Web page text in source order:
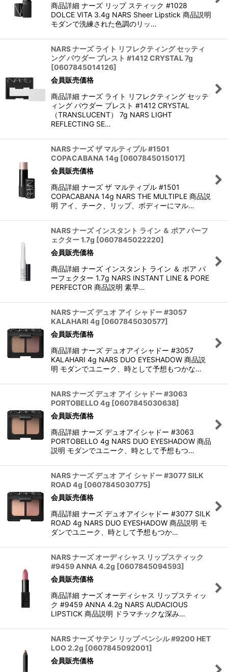
商品詳細 ナーズ リップ スティック #1028
DOLCE VITA 3.4g NARS Sheer Lipstick 商品説明
モダンで洗練された色調のリッ…
NARS ナーズ ライト リフレクティング セッティ
ング パウダー プレスト #1412 CRYSTAL 7g
[0607845014126]
会員販売価格
商品詳細 ナーズ ライト リフレクティング セッテ
ィング パウダー プレスト #1412 CRYSTAL
（TRANSLUCENT） 7g NARS LIGHT
REFLECTING SE…
NARS ナーズ ザ マルティプル #1501
COPACABANA 14g [0607845015017]
会員販売価格
商品詳細 ナーズ ザ マルティプル #1501
COPACABANA 14g NARS THE MULTIPLE 商品説
明 アイ、チーク、リップ、ボディーにマル…
NARS ナーズ インスタント ライン ＆ ポア パーフ
ェクター 1.7g [0607845022220]
会員販売価格
商品詳細 ナーズ インスタント ライン ＆ ポア パ
ーフェクター 1.7g NARS INSTANT LINE & PORE
PERFECTOR 商品説明 素早…
NARS ナーズ デュオ アイ シャドー #3057
KALAHARI 4g [0607845030577]
会員販売価格
商品詳細 ナーズ デュオアイシャドー #3057
KALAHARI 4g NARS DUO EYESHADOW 商品説
明 モダンでユニーク、時として予想もつかな…
NARS ナーズ デュオ アイ シャドー #3063
PORTOBELLO 4g [0607845030638]
会員販売価格
商品詳細 ナーズ デュオアイシャドー #3063
PORTOBELLO 4g NARS DUO EYESHADOW 商品
説明 モダンでユニーク、時として予想もつ…
NARS ナーズ デュオ アイ シャドー #3077 SILK
ROAD 4g [0607845030775]
会員販売価格
商品詳細 ナーズ デュオアイシャドー #3077 SILK
ROAD 4g NARS DUO EYESHADOW 商品説明 モ
ダンでユニーク、時として予想もつか…
NARS ナーズ オーディシャス リップスティック
#9459 ANNA 4.2g [0607845094593]
会員販売価格
商品詳細 ナーズ オーディシャス リップスティッ
ク #9459 ANNA 4.2g NARS AUDACIOUS
LIPSTICK 商品説明 ドラマチックな深み…
NARS ナーズ サテン リップ ペンシル #9200 HET
LOO 2.2g [0607845092001]
会員販売価格